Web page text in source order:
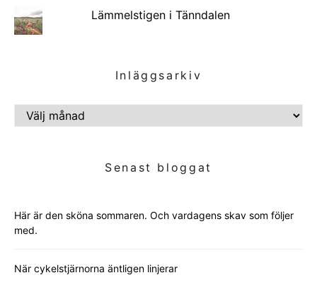
Lämmelstigen i Tänndalen
Inläggsarkiv
INLÄGGSARKIV
Senast bloggat
Här är den sköna sommaren. Och vardagens skav som följer
med.
När cykelstjärnorna äntligen linjerar